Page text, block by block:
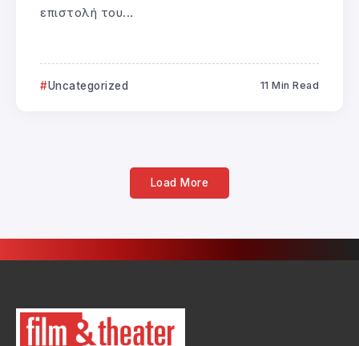
επιστολή του...
Uncategorized 11 Min Read
Load More